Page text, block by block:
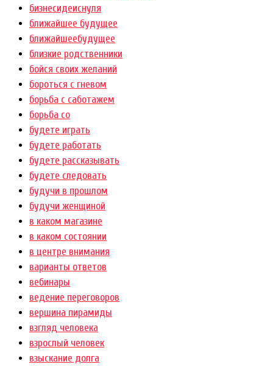
бизнесидеиснуля
ближайшее будущее
ближайшеебудущее
близкие родственники
бойся своих желаний
бороться с гневом
борьба с саботажем
борьба со
будете играть
будете работать
будете рассказывать
будете следовать
будучи в прошлом
будучи женщиной
в каком магазине
в каком состоянии
в центре внимания
варианты ответов
вебинары
ведение переговоров
вершина пирамиды
взгляд человека
взрослый человек
взыскание долга